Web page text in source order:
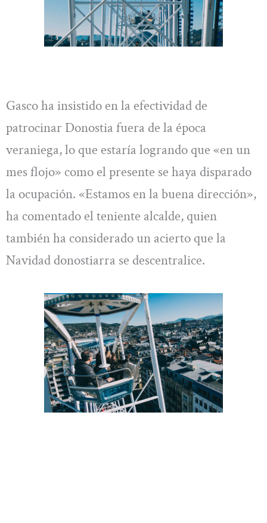
Gasco ha insistido en la efectividad de
patrocinar Donostia fuera de la época
veraniega, lo que estaría logrando que «en un
mes flojo» como el presente se haya disparado
la ocupación. «Estamos en la buena dirección»,
ha comentado el teniente alcalde, quien
también ha considerado un acierto que la
Navidad donostiarra se descentralice.